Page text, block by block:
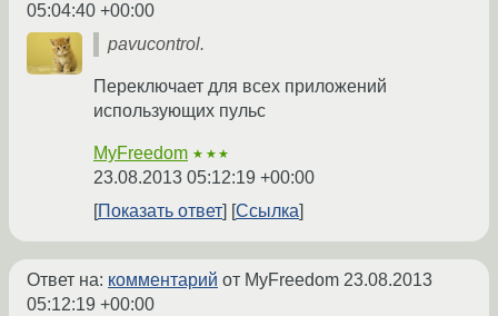
05:04:40 +00:00
pavucontrol.
Переключает для всех приложений
использующих пульс
MyFreedom ★★★
23.08.2013 05:12:19 +00:00
Показать ответ
Ссылка
Ответ на: комментарий от MyFreedom 23.08.2013
05:12:19 +00:00